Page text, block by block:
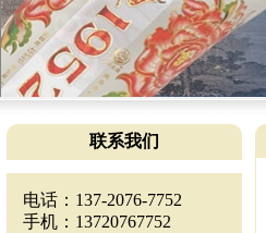
联系我们
电话：137-2076-7752
手机：13720767752